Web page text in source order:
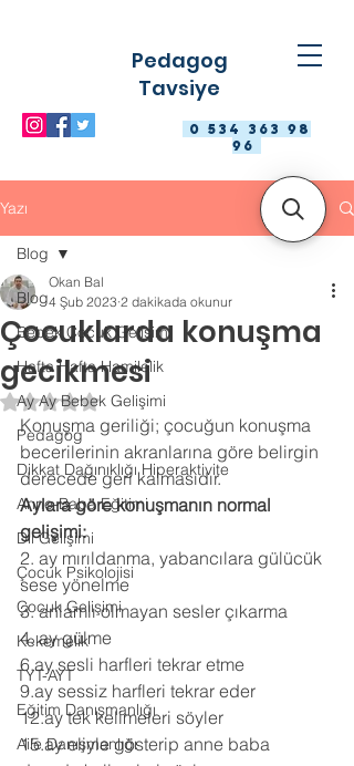
0 534 363 98
96
Pedagog
Tavsiye
Yazı
Blog
Bebek Çocuk Gelişimi
Hafta Hafta Hamilelik
Ay Ay Bebek Gelişimi
Pedagog
Dikkat Dağınıklığı Hiperaktivite
Anne-Baba Eğitimi
Dil Gelişimi
Çocuk Psikolojisi
Çocuk Gelişimi
Kekemelik
TYT-AYT
Eğitim Danışmanlığı
Aile Danışmanlığı
Blog
Çocuklarda konuşma
gecikmesi
Okan Bal
4 Şub 2023 2 dakikada okunur
5 üzerinden NaN yıldız
Konuşma geriliği; çocuğun konuşma
becerilerinin akranlarına göre belirgin
derecede geri kalmasıdır.
Aylara göre konuşmanın normal
gelişimi:
2. ay mırıldanma, yabancılara gülücük
sese yönelme
3. anlamlı olmayan sesler çıkarma
4. ay gülme
6.ay sesli harfleri tekrar etme
9.ay sessiz harfleri tekrar eder
12.ay tek kelimeleri söyler
15.ay eliyle gösterip anne baba